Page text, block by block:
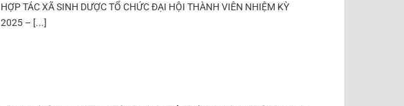
HỢP TÁC XÃ SINH DƯỢC TỔ CHỨC ĐẠI HỘI THÀNH VIÊN NHIỆM KỲ
2025 – [...]